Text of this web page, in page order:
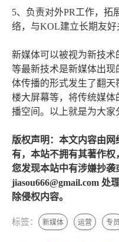
5、负责对外PR工作，拓
络，与KOL建立长期友好
新媒体可以被视为新技
等最新技术是新媒体出
体传播的形式发生了翻
楼大屏幕等，将传统媒
播空间。以上就是为大家
版权声明：本文内容由
有，本站不拥有其著作
您发现本站中有涉嫌抄袭
jiasou666@gmail.com 处
除侵权内容。
标签： 新媒体 运营 专员